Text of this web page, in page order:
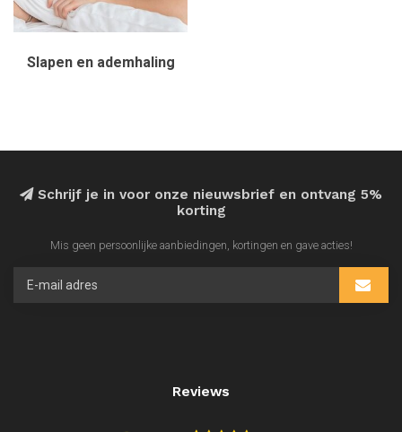
Slapen en ademhaling
Schrijf je in voor onze nieuwsbrief en ontvang 5%
korting
Mis geen persoonlijke aanbiedingen, kortingen en gave acties!
Reviews